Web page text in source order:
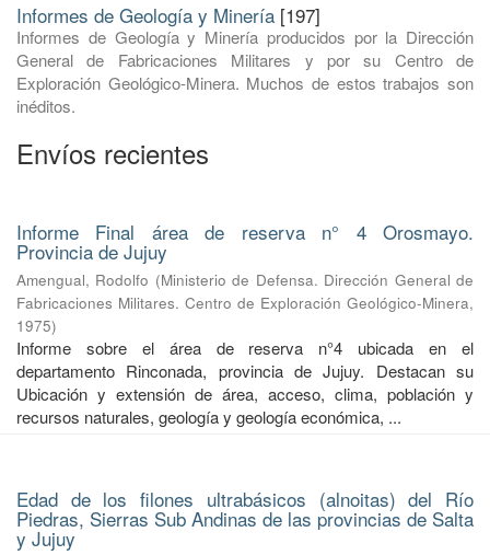
Informes de Geología y Minería [197]
Informes de Geología y Minería producidos por la Dirección
General de Fabricaciones Militares y por su Centro de
Exploración Geológico-Minera. Muchos de estos trabajos son
inéditos.
Envíos recientes
Informe Final área de reserva n° 4 Orosmayo.
Provincia de Jujuy
Amengual, Rodolfo (Ministerio de Defensa. Dirección General de
Fabricaciones Militares. Centro de Exploración Geológico-Minera,
1975)
Informe sobre el área de reserva n°4 ubicada en el
departamento Rinconada, provincia de Jujuy. Destacan su
Ubicación y extensión de área, acceso, clima, población y
recursos naturales, geología y geología económica, ...
Edad de los filones ultrabásicos (alnoitas) del Río
Piedras, Sierras Sub Andinas de las provincias de Salta
y Jujuy